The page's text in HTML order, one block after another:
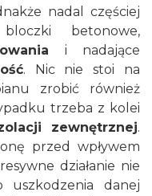
nadal częściej
betonowe,
i nadające
. Nic nie stoi na
zrobić również
trzeba z kolei
zewnętrznej.
przed wpływem
działanie nie
danej